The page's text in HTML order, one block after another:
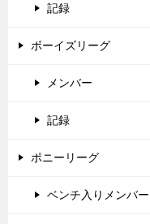
記録
ボーイズリーグ
メンバー
記録
ポニーリーグ
ベンチ入りメンバー